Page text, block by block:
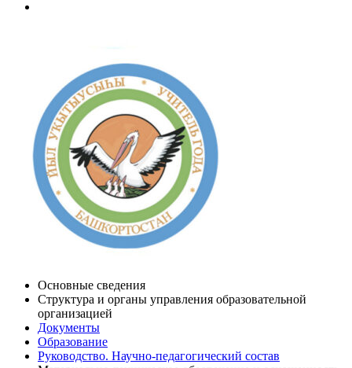
Основные сведения
Структура и органы управления образовательной
организацией
Документы
Образование
Руководство. Научно-педагогический состав